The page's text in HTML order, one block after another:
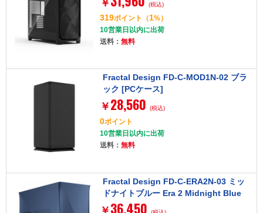
￥ (税込)
319ポイント （1%）
10営業日以内に出荷
送料： 無料
Fractal Design FD-C-MOD1N-02 ブラ
ック [PCケース]
￥ 28,560 (税込)
0ポイント
10営業日以内に出荷
送料： 無料
Fractal Design FD-C-ERA2N-03 ミッ
ドナイトブルー Era 2 Midnight Blue
[PCケース]
￥ 36,450